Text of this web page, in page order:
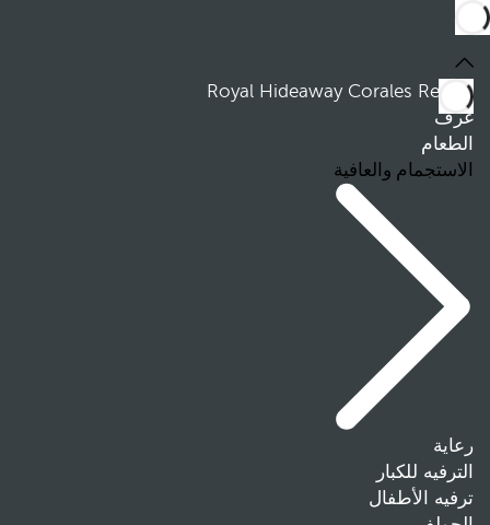
Royal Hideaway Corales Resort
غرف
الطعام
الاستجمام والعافية
رعاية
الترفيه للكبار
ترفيه الأطفال